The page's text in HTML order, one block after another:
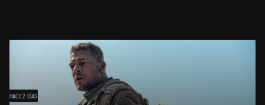
HACE 2 DÍAS